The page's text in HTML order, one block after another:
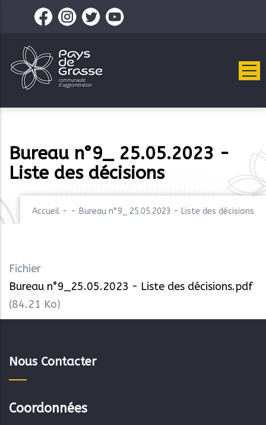
contenu
principal
Bureau n°9_ 25.05.2023 -
Liste des décisions
Accueil - - Bureau n°9_ 25.05.2023 - Liste des décisions
Fichier
Bureau n°9_25.05.2023 - Liste des décisions.pdf
(84.21 Ko)
Nous Contacter
Coordonnées